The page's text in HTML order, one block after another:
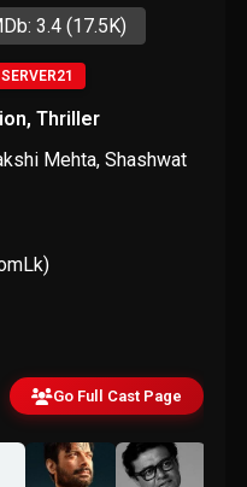
3.4(17.5K)
SERVER21
,Thriller
Mehta, Shashwat
Go Full Cast Page